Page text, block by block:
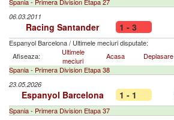
06.03.2011
Racing Santander 1 - 3
Espanyol Barcelona/ Ultimele meciuri disputate:
Afiseaza:
Ultimele
meciuri
Acasa
Deplasare
Spania - Primera Division Etapa 38
23.05.2026
Espanyol Barcelona 1 - 1
Spania - Primera Division Etapa 37